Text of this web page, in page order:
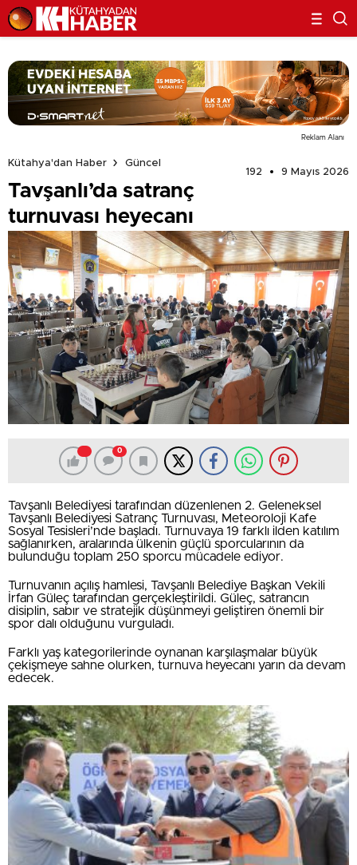
Reklam Alanı
Kütahya'dan Haber
Güncel
192
9 Mayıs 2026
Tavşanlı’da satranç
turnuvası heyecanı
0
Tavşanlı Belediyesi tarafından düzenlenen 2. Geleneksel
Tavşanlı Belediyesi Satranç Turnuvası, Meteoroloji Kafe
Sosyal Tesisleri’nde başladı. Turnuvaya 19 farklı ilden katılım
sağlanırken, aralarında ülkenin güçlü sporcularının da
bulunduğu toplam 250 sporcu mücadele ediyor.
Turnuvanın açılış hamlesi, Tavşanlı Belediye Başkan Vekili
İrfan Güleç tarafından gerçekleştirildi. Güleç, satrancın
disiplin, sabır ve stratejik düşünmeyi geliştiren önemli bir
spor dalı olduğunu vurguladı.
Farklı yaş kategorilerinde oynanan karşılaşmalar büyük
çekişmeye sahne olurken, turnuva heyecanı yarın da devam
edecek.